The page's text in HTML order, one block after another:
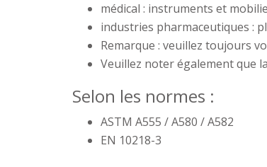
médical : instruments et
industries pharmaceutiques :
Remarque : veuillez toujours
Veuillez noter également que
Selon les normes :
ASTM A555 / A580 / A582
EN 10218-3